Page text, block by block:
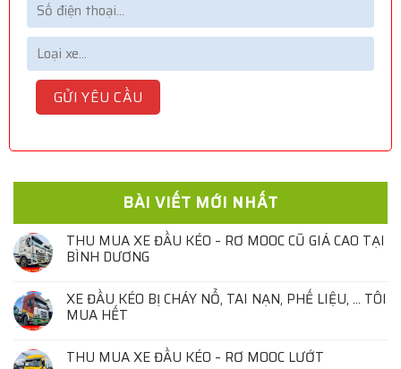
BÀI VIẾT MỚI NHẤT
THU MUA XE ĐẦU KÉO – RƠ MOOC CŨ GIÁ CAO TẠI
BÌNH DƯƠNG
XE ĐẦU KÉO BỊ CHÁY NỔ, TAI NẠN, PHẾ LIỆU, … TÔI
MUA HẾT
THU MUA XE ĐẦU KÉO – RƠ MOOC LƯỚT